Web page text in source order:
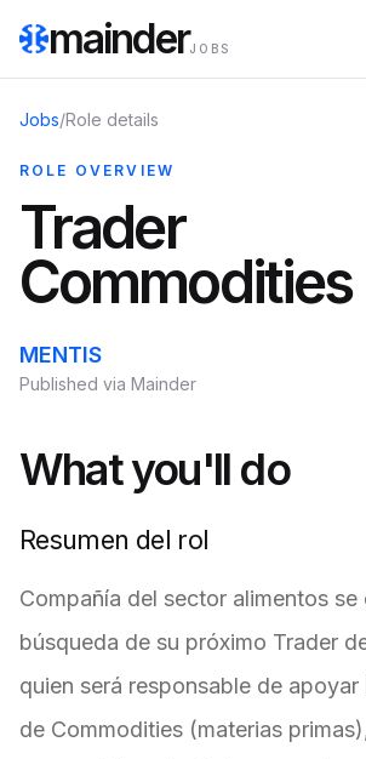
mainderJOBS
Jobs/Role details
ROLE OVERVIEW
Trader
Commodities
MENTIS
Published via Mainder
What you'll do
Resumen del rol
Compañía del sector alimentos se
búsqueda de su próximo Trader
quien será responsable de
de Commodities (materias